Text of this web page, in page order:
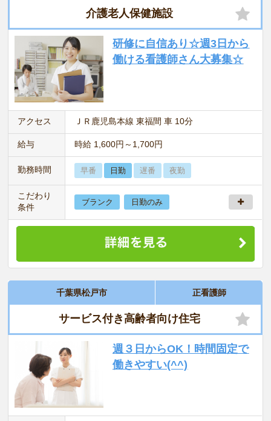
介護老人保健施設
研修に自信あり☆週3日から
働ける看護師さん大募集☆
アクセス ＪＲ鹿児島本線 東福間 車 10分
給与 時給 1,600円～1,700円
勤務時間 早番 日勤 遅番 夜勤
こだわり
条件
ブランク 日勤のみ
千葉県松戸市 正看護師
サービス付き高齢者向け住宅
週３日からOK！時間固定で
働きやすい(^^)